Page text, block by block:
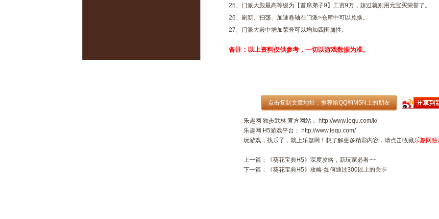
25、门派大殿最高等级为【首席弟子9】工资9万，超过就别用元宝买荣誉了。
26、刷新、扫荡、加速卷轴在门派>仓库中可以兑换。
27、门派大殿中增加荣誉可以增加四围属性。
备注：以上资料仅供参考，一切以游戏数据为准。
乐趣网独步武林 官方网站：
http://www.lequ.com/k/
乐趣网 H5游戏平台：
http://www.lequ.com/
玩游戏，找乐子，就上乐趣网！想了解更多精彩内容，请点击收藏乐趣网独
上一篇：
《葵花宝典H5》深度攻略，新玩家必看~~
下一篇：
《葵花宝典H5》攻略-如何通过300以上的关卡